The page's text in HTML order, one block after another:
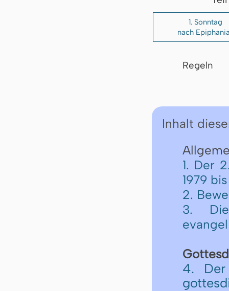
1. Sonntag
nach
Regeln
Inhalt
1. Der
1979
2.
3.
4.